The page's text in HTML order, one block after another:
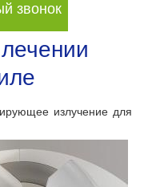
звонок
излучение для